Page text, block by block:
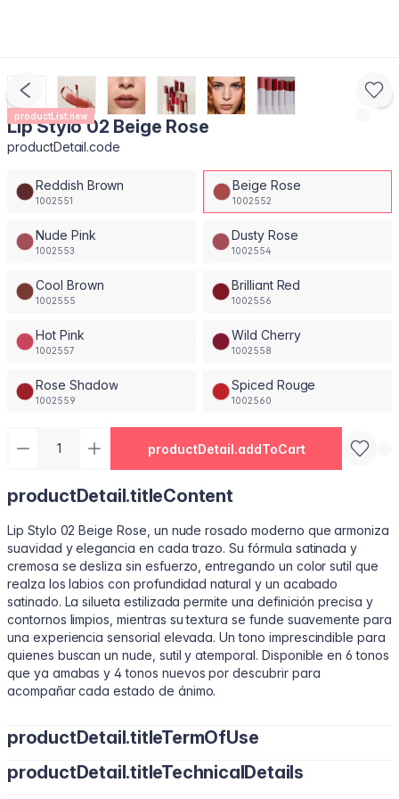
productList.new
Lip Stylo 02 Beige Rose
productDetail.code
Reddish Brown
1002551
Beige Rose
1002552
Nude Pink
1002553
Dusty Rose
1002554
Cool Brown
1002555
Brilliant Red
1002556
Hot Pink
1002557
Wild Cherry
1002558
Rose Shadow
1002559
Spiced Rouge
1002560
productDetail.addToCart
productDetail.titleContent
Lip Stylo 02 Beige Rose, un nude rosado moderno que armoniza
suavidad y elegancia en cada trazo. Su fórmula satinada y
cremosa se desliza sin esfuerzo, entregando un color sutil que
realza los labios con profundidad natural y un acabado
satinado. La silueta estilizada permite una definición precisa y
contornos limpios, mientras su textura se funde suavemente para
una experiencia sensorial elevada. Un tono imprescindible para
quienes buscan un nude, sutil y atemporal. Disponible en 6 tonos
que ya amabas y 4 tonos nuevos por descubrir para
acompañar cada estado de ánimo.
productDetail.titleTermOfUse
• Perfila tu contorno natural con el borde estilizado.
productDetail.titleTechnicalDetails